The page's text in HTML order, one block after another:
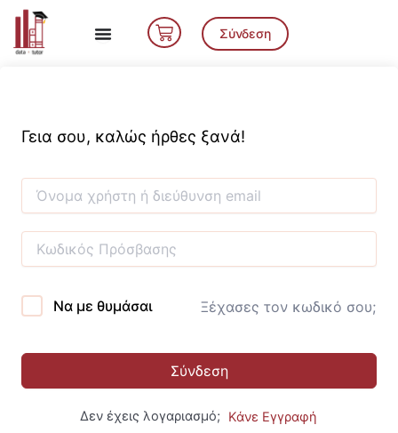
Μετάβαση
περιεχόμενο
Cart Σύνδεση
Γεια σου, καλώς ήρθες ξανά!
Να με θυμάσαι Ξέχασες τον κωδικό σου;
Σύνδεση
Δεν έχεις λογαριασμό; Κάνε Εγγραφή